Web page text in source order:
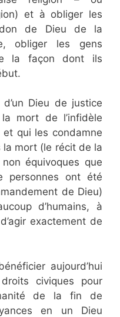
et à obliger les
de Dieu de la
obliger les gens
la façon dont ils
Dieu de justice
mort de l’infidèle
et qui les condamne
mort (le récit de la
équivoques que
personnes ont été
de Dieu)
d’humains, à
exactement de
aujourd’hui
civiques pour
de la fin de
en un Dieu